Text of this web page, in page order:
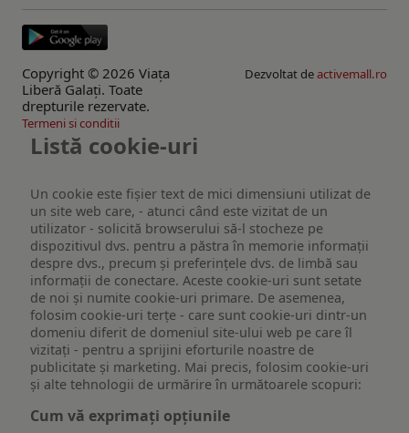
Copyright © 2026 Viaţa
Liberă Galaţi. Toate
drepturile rezervate.
Dezvoltat deactivemall.ro
Termeni si conditii
Listă cookie-uri
Un cookie este fişier text de mici dimensiuni utilizat de
un site web care, - atunci când este vizitat de un
utilizator - solicită browserului să-l stocheze pe
dispozitivul dvs. pentru a păstra în memorie informații
despre dvs., precum și preferințele dvs. de limbă sau
informații de conectare. Aceste cookie-uri sunt setate
de noi și numite cookie-uri primare. De asemenea,
folosim cookie-uri terțe - care sunt cookie-uri dintr-un
domeniu diferit de domeniul site-ului web pe care îl
vizitați - pentru a sprijini eforturile noastre de
publicitate și marketing. Mai precis, folosim cookie-uri
și alte tehnologii de urmărire în următoarele scopuri:
Cum vă exprimați opțiunile